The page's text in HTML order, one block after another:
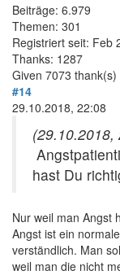
Beiträge: 6.979
Themen: 301
Registriert seit: Feb
Thanks: 1287
Given 7073
#14
29.10.2018, 22:08
(29.10.2018,
hast Du
Nur weil man Angst
Angst ist ein
verständlich. Man
weil man die nicht